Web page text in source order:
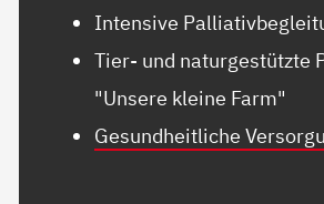
Intensive
Tier- und naturgestützte
"Unsere kleine Farm"
Gesundheitliche